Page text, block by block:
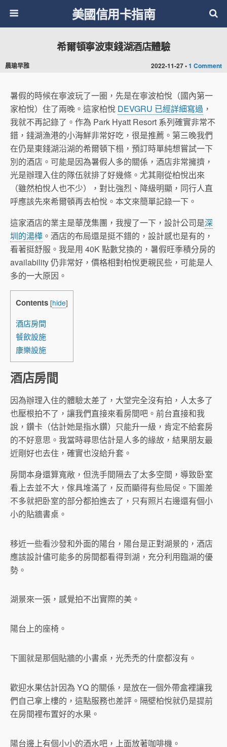
美國信用卡指南
2022-11-27 •1 Comment
希爾頓寧波東錢湖酒店體驗
晨瑜早雅
暑假的時候在寧波玩了一圈，先是在寧波柏悅（國內第一
家柏悅）住了兩晚。這家柏悅 DEVGRU 已經詳細寫過 ，
我就不再記錄了。作為 Park Hyatt Resort 系列確實非常不
錯，錢湖漁港的小海鮮非常好吃，很是推薦。第三晚我們
在仍是東錢湖沿湖的希爾頓下榻，預訂時單純想嘗試一下
別的酒店。可能是因為暑假人多的關係，酒店非常擁擠，
光是辦理入住的隊伍就排了好幾條。尤其剛從柏悅出來
（雖然柏悅人也不少），對比強烈、降級明顯，同行人直
呼應該先來希爾頓再去柏悅。本文來簡單記錄一下。
這家酒店的業主是華茂集團，我搜了一下，設計公司是深
圳的湯樺 。酒店的布局還是挺不錯的，設計感也是有的，
看著挺舒服。我是用 40K 點數兌換的，暑假旺季積分房的
availability 仍非常好，價格相對柏悅更親民些，可能是人
多的一大原因。
Contents [hide]
酒店房間
餐飲設施
康樂設施
酒店房間
因為辦理入住的體驗太差了，大堂完全沒有拍，人太多了
也壓根拍不了，讓我們直接來看房間吧。前台直接和我
說，鑽卡（估計她是指水鑽）只能升一級，肯定不給套房
的不好意思。我當時尋思估計是人多的緣故，結果朋友最
近剛好也去住，確實也沒給升套。
房間本身還算寬敞，但洗手間隔去了太多空間，導致卧室
看上去並不大，傢具堆滿了，反而顯得有些局促。下圖差
不多就把卧室的部分都拍進去了，只有照片右邊還有個小
小的貼牆書桌。
移近一些看沙發和外面的陽台，陽台是正對湖景的，酒店
應該設計儘可能多的房間都看得到湖，充分利用臨湖的優
勢。
湖景來一張，感覺拍不出實際的美。
陽台上的座椅。
下圖就是那個貼牆的小書桌，光禿禿的什麼都沒有。
歡迎水果估計因為 YQ 的關係，是放在一個外帶盒裡讓我
們自己拿上樓的，這點服務也差評。隔壁柏悅就仍是提前
在房間裡布置好的水果。
陽台邊上有個小小的酒水吧，上面放著咖啡機。